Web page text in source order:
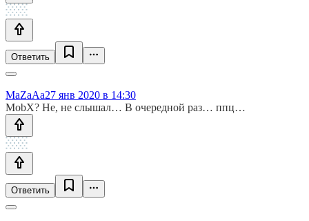
Ответить
MaZaAa27 янв 2020 в 14:30
MobX? Не, не слышал… В очередной раз… ппц…
Ответить